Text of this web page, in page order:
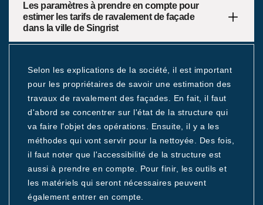
Les paramètres à prendre en compte pour
estimer les tarifs de ravalement de façade
dans la ville de Singrist
Selon les explications de la société, il est important
pour les propriétaires de savoir une estimation des
travaux de ravalement des façades. En fait, il faut
d'abord se concentrer sur l'état de la structure qui
va faire l'objet des opérations. Ensuite, il y a les
méthodes qui vont servir pour la nettoyée. Des fois,
il faut noter que l'accessibilité de la structure est
aussi à prendre en compte. Pour finir, les outils et
les matériels qui seront nécessaires peuvent
également entrer en compte.